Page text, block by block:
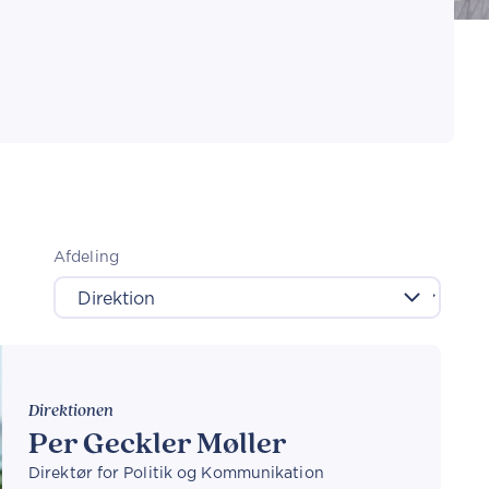
Afdeling
Direktionen
Per Geckler Møller
Direktør for Politik og Kommunikation